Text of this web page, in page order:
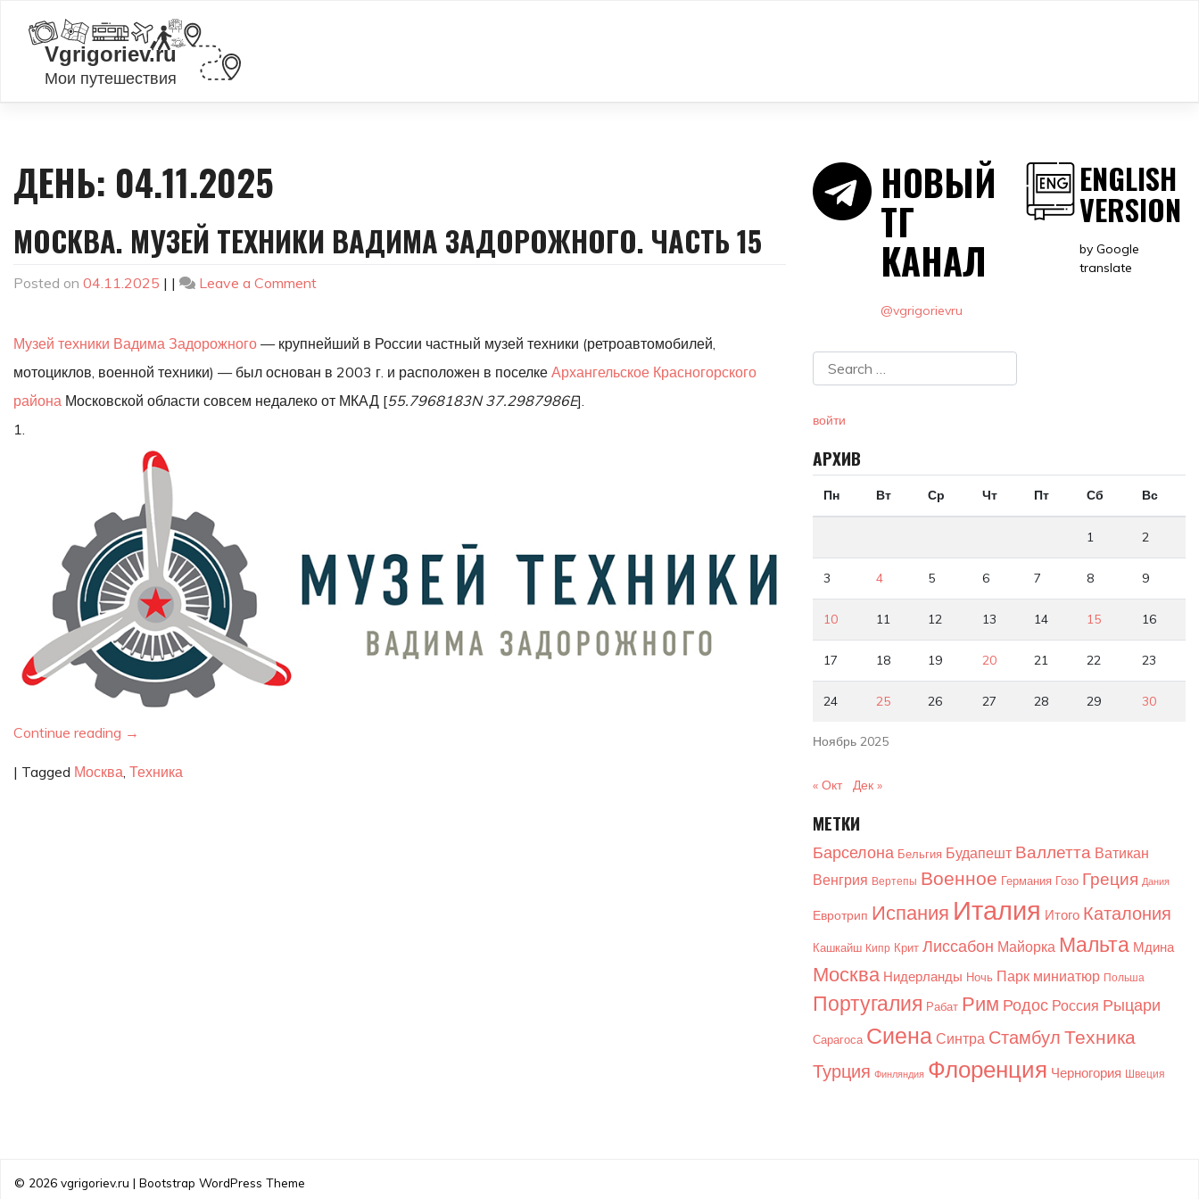
content
ДЕНЬ: 04.11.2025
МОСКВА. МУЗЕЙ ТЕХНИКИ ВАДИМА ЗАДОРОЖНОГО. ЧАСТЬ 15
Posted on 04.11.2025 | | Leave a Commenton
техники
Вадима
Часть
Музей техники Вадима Задорожного — крупнейший в России частный музей техники (ретроавтомобилей,
мотоциклов, военной техники) — был основан в 2003 г. и расположен в поселке Архангельское Красногорского
района Московской области совсем недалеко от МКАД [55.7968183N 37.2987986E].
1.
Continue reading →
| Tagged Москва Техника
НОВЫЙ
ТГ
КАНАЛ
@vgrigorievru
ENGLISH
VERSION
by Google
translate
войти
АРХИВ
Ноябрь 2025
Пн Вт Ср Чт Пт Сб Вс
1 2
3 4 5 6 7 8 9
10 11 12 13 14 15 16
17 18 19 20 21 22 23
24 25 26 27 28 29 30
« Окт Дек »
МЕТКИ
Барселона Бельгия Будапешт Валлетта Ватикан
Венгрия Вертепы Военное Германия Гозо Греция Дания
Евротрип Испания Италия Итого Каталония
Кашкайш Кипр Крит Лиссабон Майорка Мальта Мдина
Москва Нидерланды Ночь Парк миниатюр Польша
Португалия Рабат Рим Родос Россия Рыцари
Сарагоса Сиена Синтра Стамбул Техника
Турция Финляндия Флоренция Черногория Швеция
© 2026 vgrigoriev.ru | Bootstrap WordPress Theme